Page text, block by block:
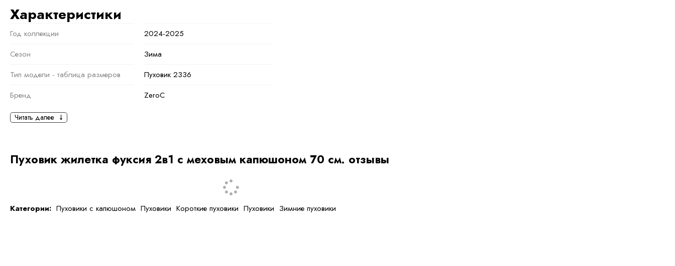
Характеристики
Год коллекции
2024-2025
Сезон
Зима
Тип модели - таблица размеров
Пуховик 2336
Бренд
ZeroC
Основная информация
Ткань
Полиэстер
тип ткани
Синтетические
Читать далее
Пуховик жилетка фуксия 2в1 с меховым капюшоном 70 см. отзывы
Категории: Пуховики с капюшоном Пуховики Короткие пуховики Пуховики Зимние пуховики